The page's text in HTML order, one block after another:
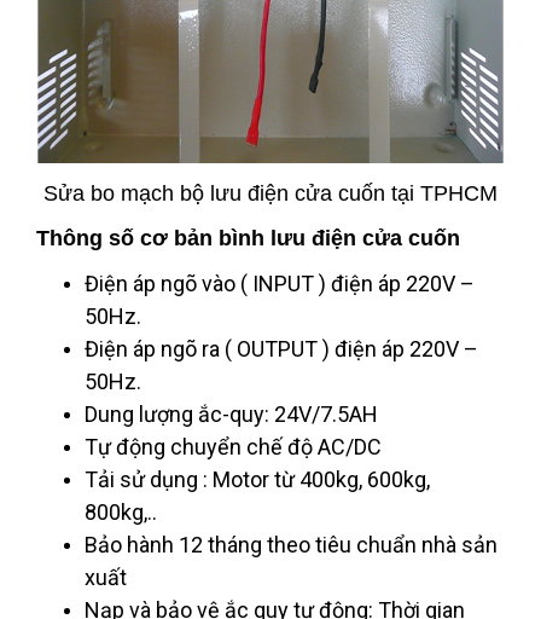
Sửa bo mạch bộ lưu điện cửa cuốn tại TPHCM
Thông số cơ bản bình lưu điện cửa cuốn
Điện áp ngõ vào ( INPUT ) điện áp 220V –
50Hz.
Điện áp ngõ ra ( OUTPUT ) điện áp 220V –
50Hz.
Dung lượng ắc-quy: 24V/7.5AH
Tự động chuyển chế độ AC/DC
Tải sử dụng : Motor từ 400kg, 600kg,
800kg,..
Bảo hành 12 tháng theo tiêu chuẩn nhà sản
xuất
Nạp và bảo vệ ắc quy tự động: Thời gian